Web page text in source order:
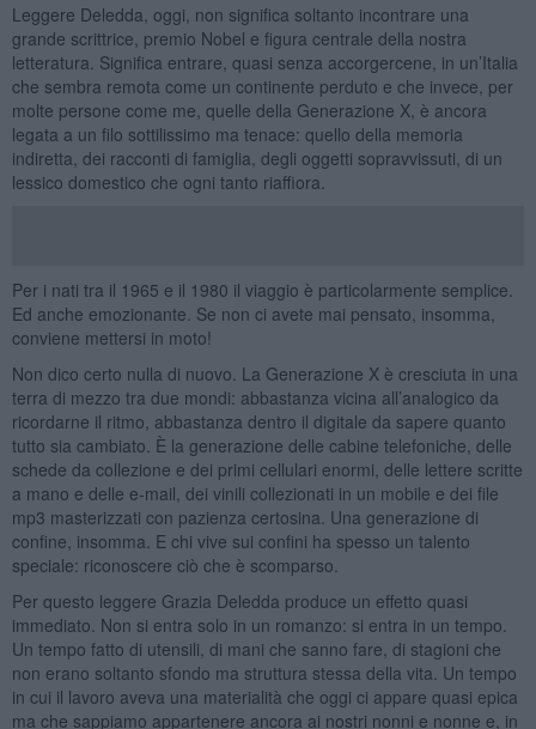
Leggere Deledda, oggi, non significa soltanto incontrare una
grande scrittrice, premio Nobel e figura centrale della nostra
letteratura. Significa entrare, quasi senza accorgercene, in un’Italia
che sembra remota come un continente perduto e che invece, per
molte persone come me, quelle della Generazione X, è ancora
legata a un filo sottilissimo ma tenace: quello della memoria
indiretta, dei racconti di famiglia, degli oggetti sopravvissuti, di un
lessico domestico che ogni tanto riaffiora.
Per i nati tra il 1965 e il 1980 il viaggio è particolarmente semplice.
Ed anche emozionante. Se non ci avete mai pensato, insomma,
conviene mettersi in moto!
Non dico certo nulla di nuovo. La Generazione X è cresciuta in una
terra di mezzo tra due mondi: abbastanza vicina all’analogico da
ricordarne il ritmo, abbastanza dentro il digitale da sapere quanto
tutto sia cambiato. È la generazione delle cabine telefoniche, delle
schede da collezione e dei primi cellulari enormi, delle lettere scritte
a mano e delle e-mail, dei vinili collezionati in un mobile e dei file
mp3 masterizzati con pazienza certosina. Una generazione di
confine, insomma. E chi vive sui confini ha spesso un talento
speciale: riconoscere ciò che è scomparso.
Per questo leggere Grazia Deledda produce un effetto quasi
immediato. Non si entra solo in un romanzo: si entra in un tempo.
Un tempo fatto di utensili, di mani che sanno fare, di stagioni che
non erano soltanto sfondo ma struttura stessa della vita. Un tempo
in cui il lavoro aveva una materialità che oggi ci appare quasi epica
ma che sappiamo appartenere ancora ai nostri nonni e nonne e, in